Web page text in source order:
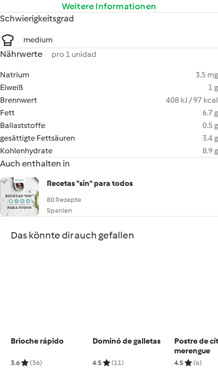
Weitere Informationen
Schwierigkeitsgrad
medium
Nährwerte pro 1 unidad
Natrium
3.5 mg
Eiweiß
1 g
Brennwert
408 kJ / 97 kcal
Fett
6.7 g
Ballaststoffe
0.5 g
gesättigte Fettsäuren
3.4 g
Kohlenhydrate
8.9 g
Auch enthalten in
Recetas "sin" para todos
80 Rezepte
Spanien
Das könnte dir auch gefallen
Brioche rápido
3.6 (36)
Dominó de galletas
4.5 (11)
Postre de
merengue
4.5 (6)